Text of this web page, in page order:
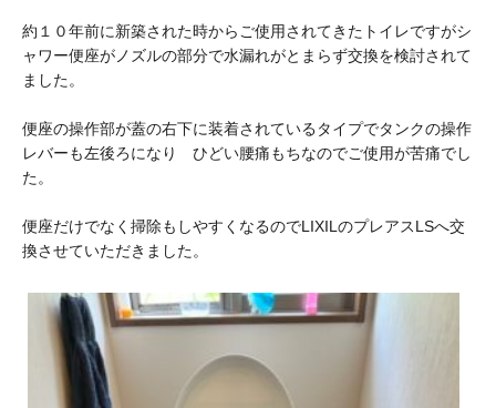
約１０年前に新築された時からご使用されてきたトイレですがシ
ャワー便座がノズルの部分で水漏れがとまらず交換を検討されて
ました。
便座の操作部が蓋の右下に装着されているタイプでタンクの操作
レバーも左後ろになり ひどい腰痛もちなのでご使用が苦痛でし
た。
便座だけでなく掃除もしやすくなるのでLIXILのプレアスLSへ交
換させていただきました。